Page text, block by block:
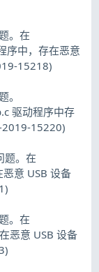
。在
中，存在恶意
15218)
。
驱动程序中存
2019-15220)
题。在
意 USB 设备
。在
恶意 USB 设备